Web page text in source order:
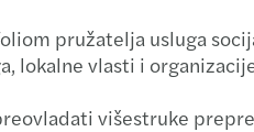
pružatelja usluga
lokalne vlasti i
višestruke